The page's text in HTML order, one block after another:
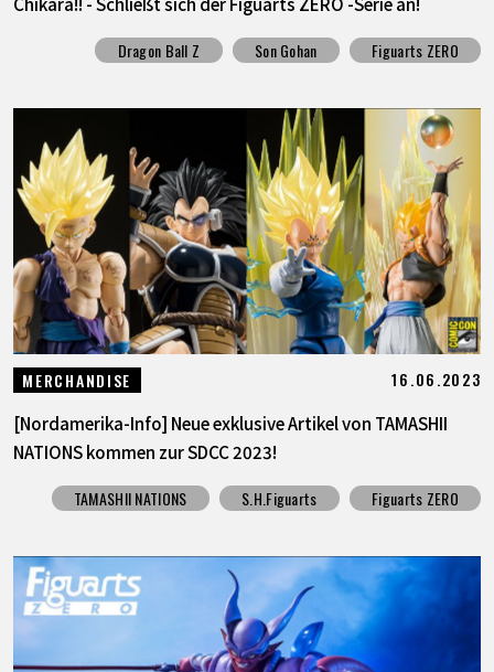
Dragon Ball Z Son Gohan Figuarts ZERO
MERCHANDISE 16.06.2023
[Nordamerika-Info] Neue exklusive Artikel von TAMASHII
NATIONS kommen zur SDCC 2023!
TAMASHII NATIONS S.H.Figuarts Figuarts ZERO